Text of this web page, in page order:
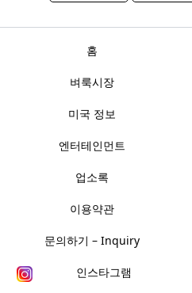
홈
벼룩시장
미국 정보
엔터테인먼트
업소록
이용약관
문의하기 – Inquiry
인스타그램